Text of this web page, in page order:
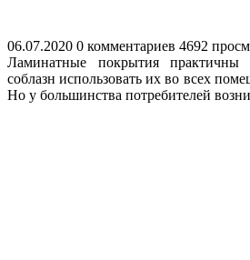
06.07.2020 0 комментариев 4692
Ламинатные покрытия
соблазн использовать их во всех
Но у большинства потребителей